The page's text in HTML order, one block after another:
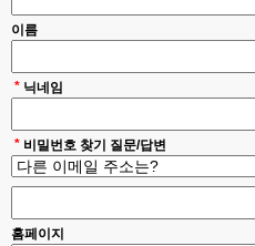
이름
* 닉네임
* 비밀번호 찾기 질문/답변
홈페이지
고게임77
esils
esils
폰으로 접속해보니 3이 되는데
esils
나가도 3이네 하핫 ...